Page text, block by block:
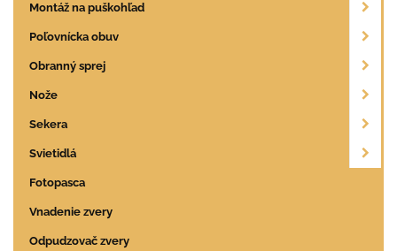
Montáž na puškohľad
Poľovnícka obuv
Obranný sprej
Nože
Sekera
Svietidlá
Fotopasca
Vnadenie zvery
Odpudzovač zvery